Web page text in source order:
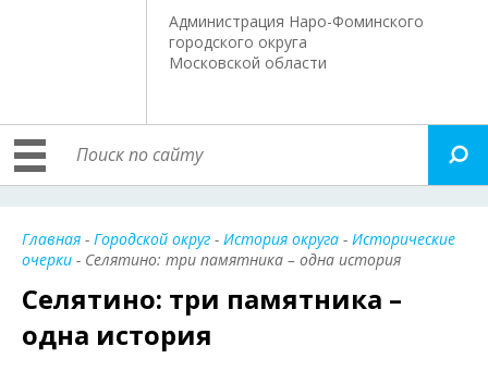
Администрация Наро-Фоминского
городского округа
Московской области
Главная - Городской округ - История округа - Исторические
очерки - Селятино: три памятника – одна история
Селятино: три памятника –
одна история